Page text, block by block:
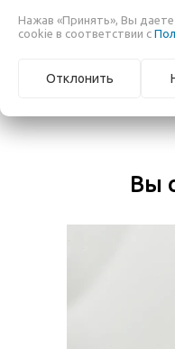
дистрибьютор в РБ,
Вы
Нажав «Принять», Вы
cookie в соответствии с
Отклонить